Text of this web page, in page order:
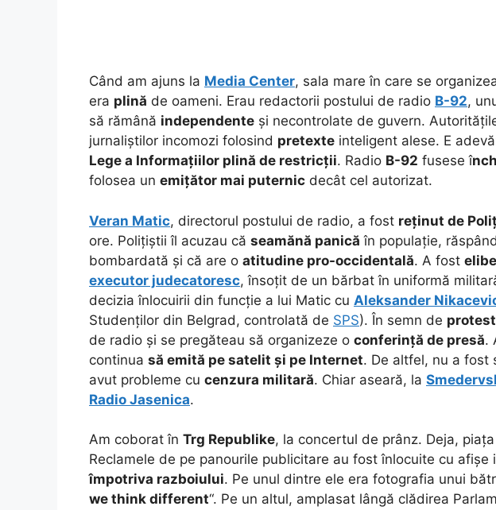
Când am ajuns la Media Center, sala mare în care se
era plină de oameni. Erau redactorii postului de radio B-92,
să rămână independente și necontrolate de guvern.
jurnaliștilor incomozi folosind pretexte inteligent alese. E
Lege a Informațiilor plină de restricții. Radio B-92 fusese î
folosea un emițător mai puternic decât cel autorizat.
Veran Matic, directorul postului de radio, a fost reținut de
ore. Polițiștii îl acuzau că seamănă panică în populație,
bombardată și că are o atitudine pro-occidentală. A fost
executor judecatoresc, însoțit de un bărbat în uniformă
decizia înlocuirii din funcție a lui Matic cu Aleksander
Studenților din Belgrad, controlată de SPS). În semn de protest
de radio și se pregăteau să organizeze o conferință de presă.
continua să emită pe satelit și pe Internet. De altfel, nu a fost
avut probleme cu cenzura militară. Chiar aseară, la
Radio Jasenica.
Am coborat în Trg Republike, la concertul de prânz. Deja,
Reclamele de pe panourile publicitare au fost înlocuite cu afișe
împotriva razboiului. Pe unul dintre ele era fotografia unui
we think different“. Pe un altul, amplasat lângă clădirea